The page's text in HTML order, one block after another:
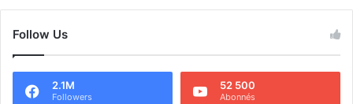
Follow Us
2.1M
Followers
52 500
Abonnés